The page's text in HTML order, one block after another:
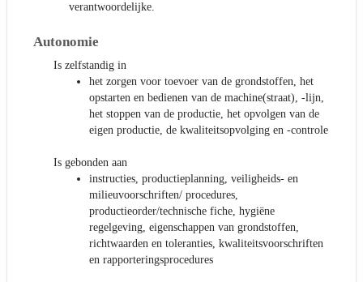
verantwoordelijke.
Autonomie
Is zelfstandig in
het zorgen voor toevoer van de grondstoffen, het
opstarten en bedienen van de machine(straat), -lijn,
het stoppen van de productie, het opvolgen van de
eigen productie, de kwaliteitsopvolging en -controle
Is gebonden aan
instructies, productieplanning, veiligheids- en
milieuvoorschriften/ procedures,
productieorder/technische fiche, hygiëne
regelgeving, eigenschappen van grondstoffen,
richtwaarden en toleranties, kwaliteitsvoorschriften
en rapporteringsprocedures